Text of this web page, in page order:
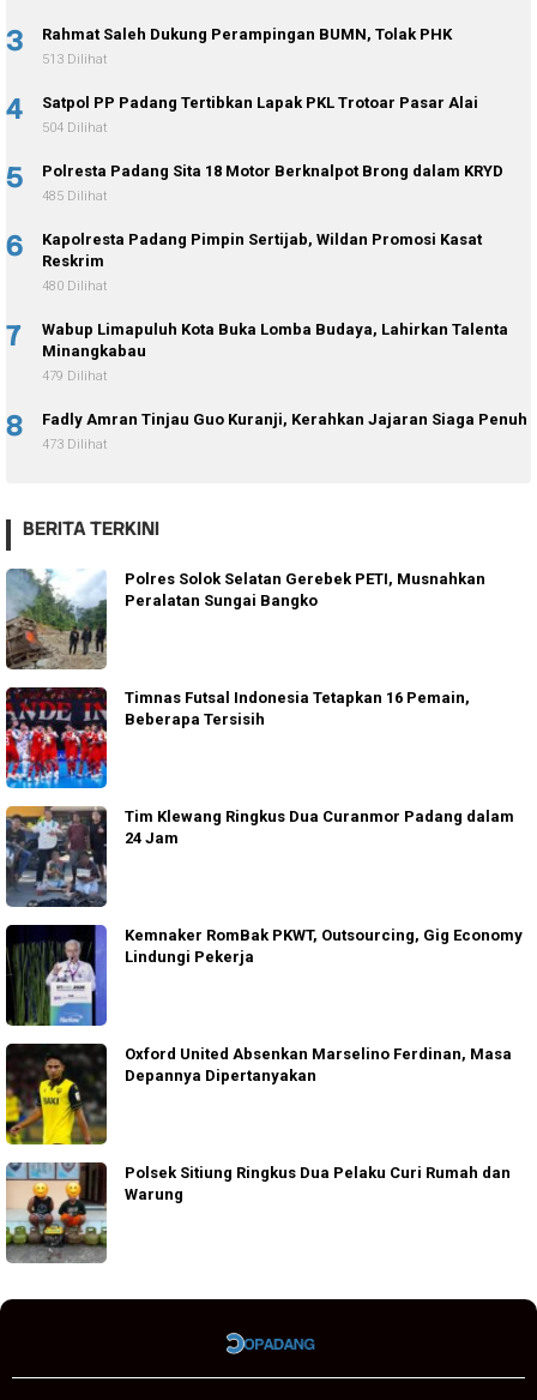
3 Rahmat Saleh Dukung Perampingan BUMN, Tolak PHK
513 Dilihat
4 Satpol PP Padang Tertibkan Lapak PKL Trotoar Pasar Alai
504 Dilihat
5 Polresta Padang Sita 18 Motor Berknalpot Brong dalam KRYD
485 Dilihat
6
Kapolresta Padang Pimpin Sertijab, Wildan Promosi Kasat
Reskrim
480 Dilihat
7
Wabup Limapuluh Kota Buka Lomba Budaya, Lahirkan Talenta
Minangkabau
479 Dilihat
8 Fadly Amran Tinjau Guo Kuranji, Kerahkan Jajaran Siaga Penuh
473 Dilihat
BERITA TERKINI
Polres Solok Selatan Gerebek PETI, Musnahkan
Peralatan Sungai Bangko
Timnas Futsal Indonesia Tetapkan 16 Pemain,
Beberapa Tersisih
Tim Klewang Ringkus Dua Curanmor Padang dalam
24 Jam
Kemnaker RomBak PKWT, Outsourcing, Gig Economy
Lindungi Pekerja
Oxford United Absenkan Marselino Ferdinan, Masa
Depannya Dipertanyakan
Polsek Sitiung Ringkus Dua Pelaku Curi Rumah dan
Warung